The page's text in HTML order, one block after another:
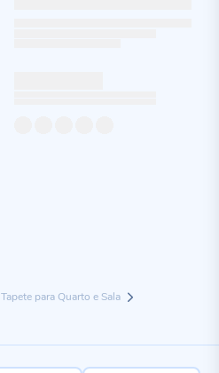
Tapete para Quarto e Sala